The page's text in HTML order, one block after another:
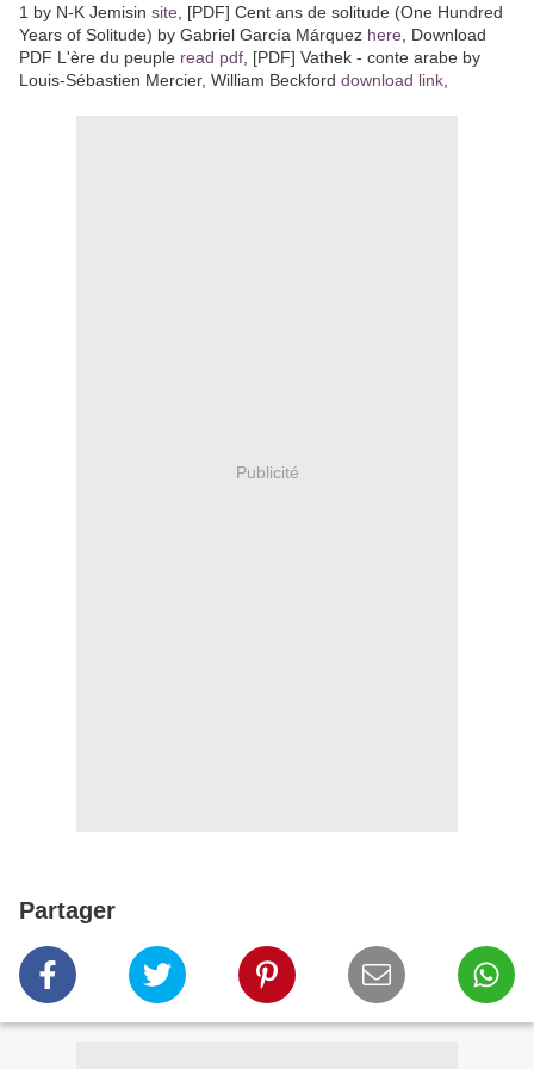
1 by N-K Jemisin site , [PDF] Cent ans de solitude (One Hundred
Years of Solitude) by Gabriel García Márquez here , Download
PDF L'ère du peuple read pdf , [PDF] Vathek - conte arabe by
Louis-Sébastien Mercier, William Beckford download link
Publicité
Partager